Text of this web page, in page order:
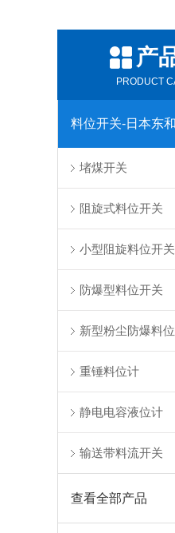
产
PRODUCT
料位开关-日本东
堵煤开关
阻旋式料位开关
小型阻旋料位开关
防爆型料位开关
新型粉尘防爆料
重锤料位计
静电电容液位计
输送带料流开关
查看全部产品